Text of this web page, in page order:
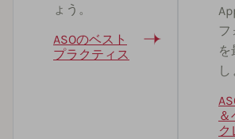
ょう。
ASOのベスト
プラクティス
フ
を
し
ク